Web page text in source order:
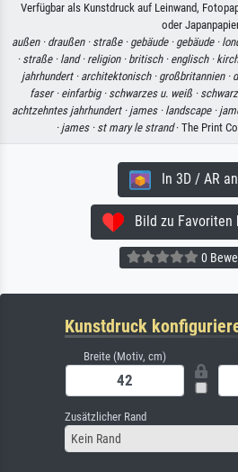
Verfügbar als Kunstdruck auf Leinwand,
oder
außen · draußen · straße · gebäude · gebäude ·
· straße · land · religion · britisch · englisch ·
jahrhundert · architektonisch · großbritannien ·
faser · einfarbig · schwarzes u. weiß ·
achtzehntes jahrhundert · james · landscape ·
· james · st mary le strand· The Print
In 3D / AR
Bild zu Favoriten
0
Kunstdruck
Breite (Motiv, cm)
Zusätzlicher Rand
Kein Rand